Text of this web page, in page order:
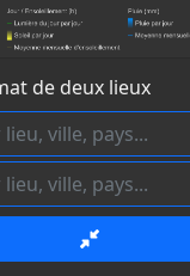
de deux lieux